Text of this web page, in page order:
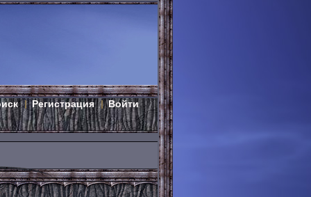
Регистрация Войти